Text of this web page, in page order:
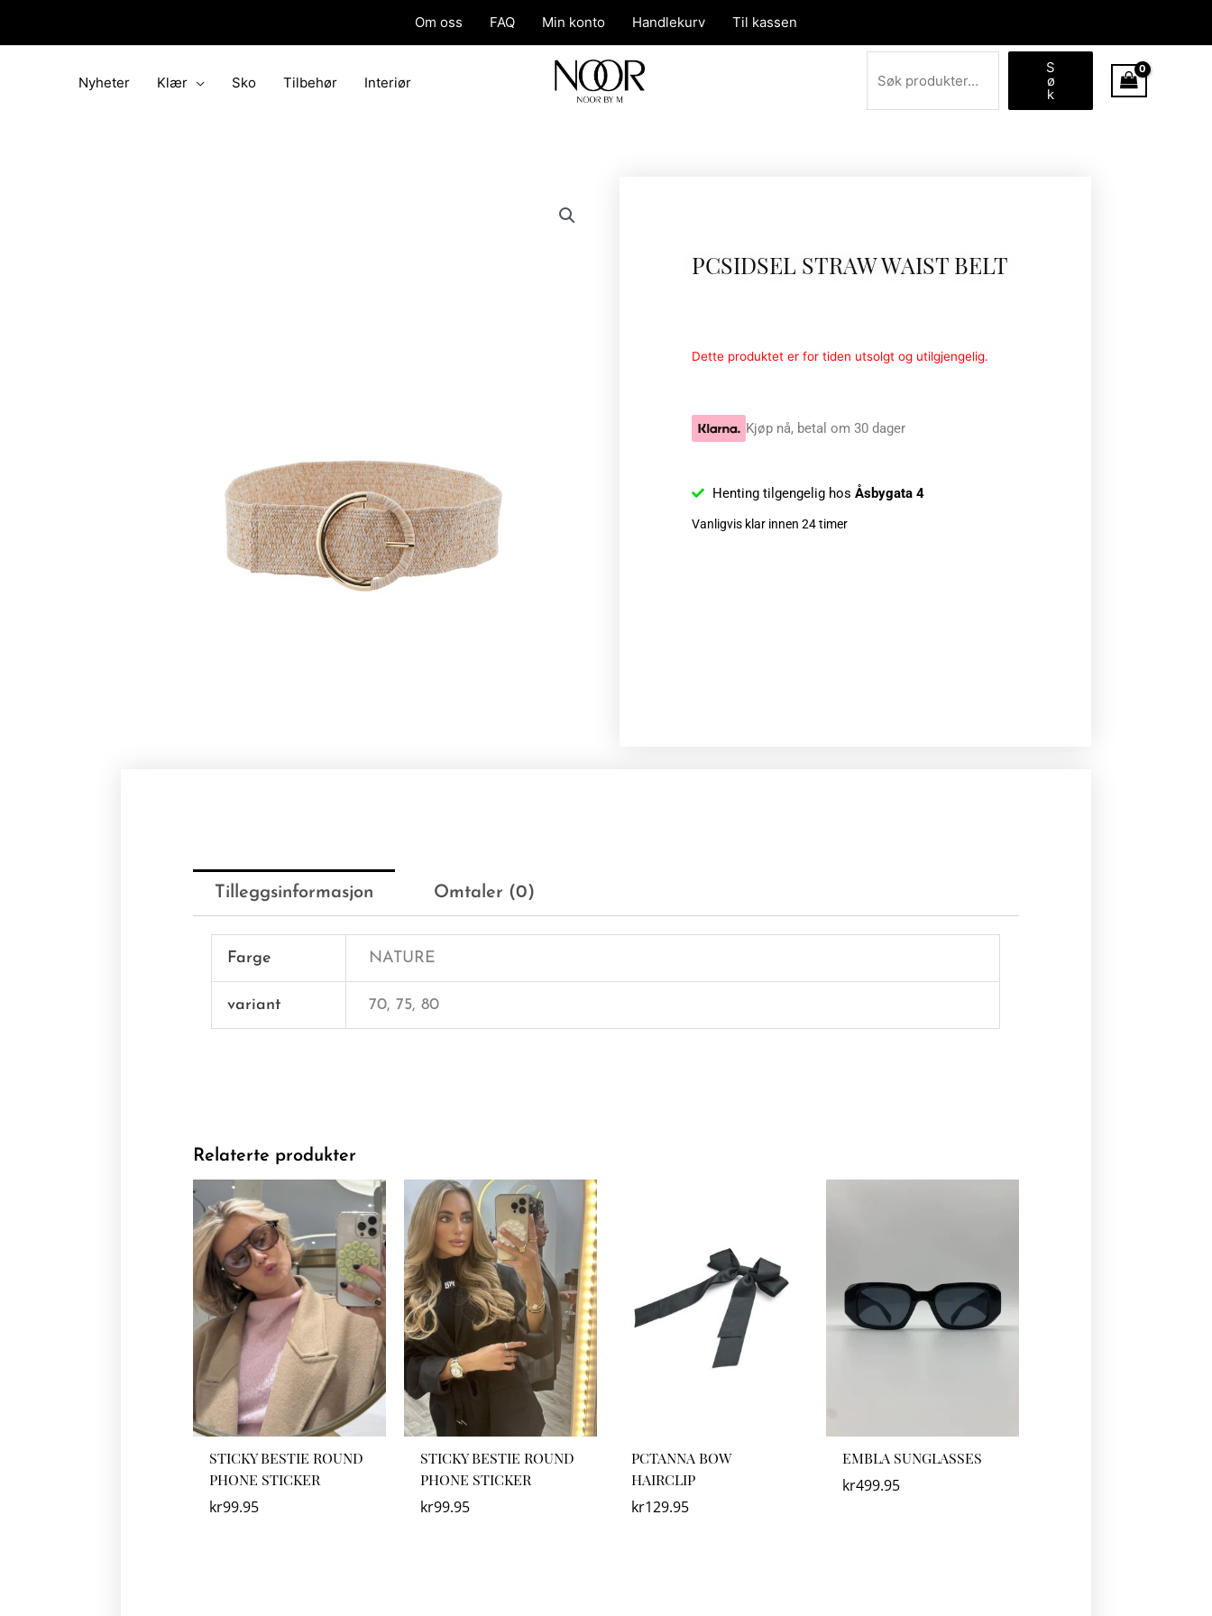
Om oss FAQ Min konto Handlekurv Til kassen
Nyheter Klær Sko Tilbehør Interiør
Søk
S
ø
k
PCSIDSEL STRAW WAIST BELT
Dette produktet er for tiden utsolgt og utilgjengelig.
Kjøp nå, betal om 30 dager
Henting tilgengelig hos Åsbygata 4
Vanligvis klar innen 24 timer
Tilleggsinformasjon Omtaler (0)
Farge NATURE
variant 70, 75, 80
Relaterte produkter
STICKY BESTIE ROUND
PHONE STICKER
kr99.95
STICKY BESTIE ROUND
PHONE STICKER
kr99.95
PCTANNA BOW
HAIRCLIP
kr129.95
EMBLA SUNGLASSES
kr499.95